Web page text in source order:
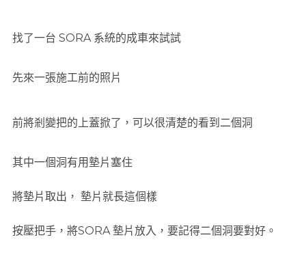
找了一台 SORA 系統的成車來試試
先來一張施工前的照片
前將剎變把的上蓋掀了，可以很清楚的看到二個洞
其中一個洞有用墊片塞住
將墊片取出， 墊片就長這個樣
按壓把手，將SORA 墊片放入，要記得二個洞要對好。